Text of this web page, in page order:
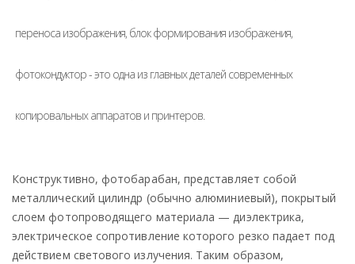
переноса изображения, блок формирования изображения,
фотокондуктор - это одна из главных деталей современных
копировальных аппаратов и принтеров.
Конструктивно, фотобарабан, представляет собой
металлический цилиндр (обычно алюминиевый), покрытый
слоем фотопроводящего материала — диэлектрика,
электрическое сопротивление которого резко падает под
действием светового излучения. Таким образом,